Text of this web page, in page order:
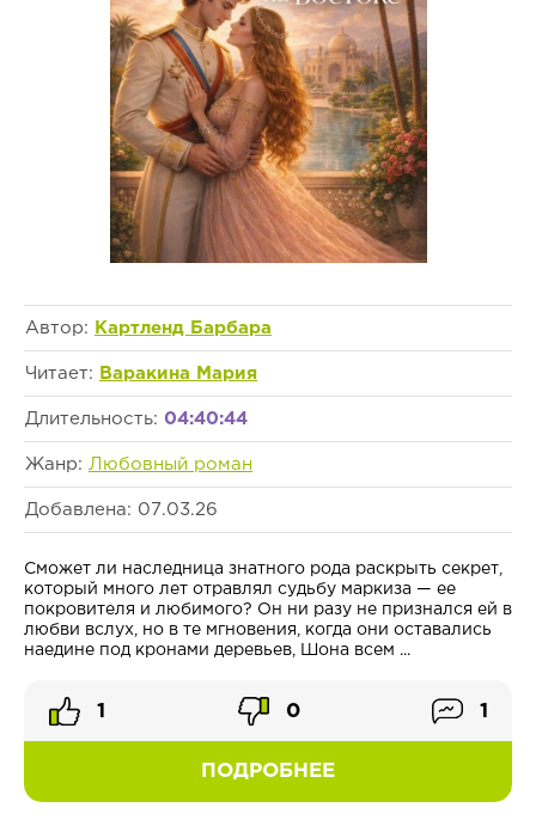
Автор: Картленд Барбара
Читает: Варакина Мария
Длительность: 04:40:44
Жанр: Любовный роман
Добавлена: 07.03.26
Сможет ли наследница знатного рода раскрыть секрет,
который много лет отравлял судьбу маркиза — ее
покровителя и любимого? Он ни разу не признался ей в
любви вслух, но в те мгновения, когда они оставались
наедине под кронами деревьев, Шона всем ...
ПОДРОБНЕЕ
1 0 1